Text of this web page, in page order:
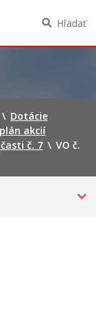
Hľadať
\ Dotácie
akcií
č. 7 \ VO č.